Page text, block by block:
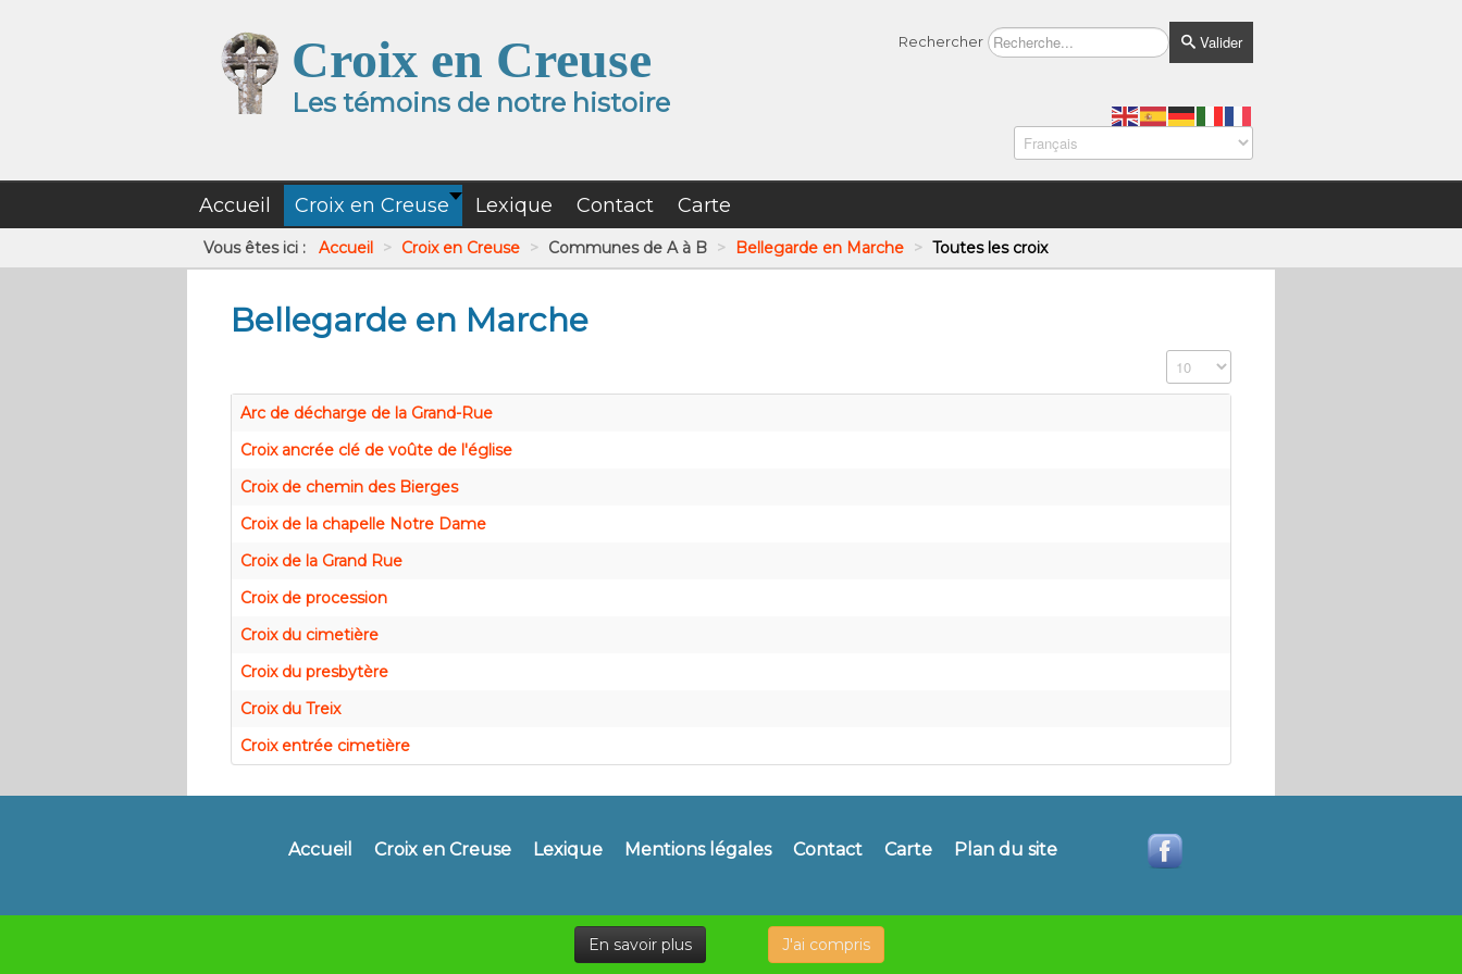
Croix en Creuse
Les témoins de notre histoire
Rechercher Valider
Accueil Croix en Creuse Lexique Contact Carte
Vous êtes ici : Accueil > Croix en Creuse > Communes de A à B > Bellegarde en Marche > Toutes les croix
Bellegarde en Marche
Affichage #
Arc de décharge de la Grand-Rue
Croix ancrée clé de voûte de l'église
Croix de chemin des Bierges
Croix de la chapelle Notre Dame
Croix de la Grand Rue
Croix de procession
Croix du cimetière
Croix du presbytère
Croix du Treix
Croix entrée cimetière
Accueil Croix en Creuse Lexique Mentions légales Contact Carte Plan du site
En savoir plus J'ai compris